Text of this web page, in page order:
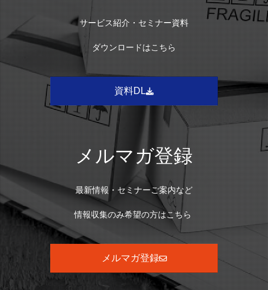
サービス紹介・セミナー資料
ダウンロードはこちら
資料DL
メルマガ登録
最新情報・セミナーご案内など
情報収集のみ希望の方はこちら
メルマガ登録